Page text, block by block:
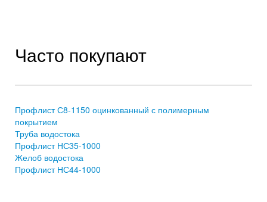
Часто покупают
Профлист С8-1150 оцинкованный с полимерным
покрытием
Труба водостока
Профлист НС35-1000
Желоб водостока
Профлист НС44-1000